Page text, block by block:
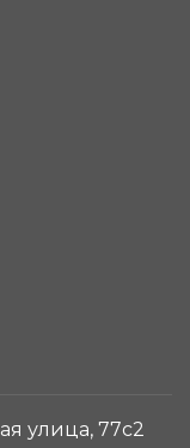
улица, 77с2